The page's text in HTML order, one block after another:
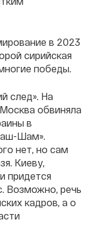
в 2023
сирийская
победы.
след». На
обвиняла
в
аш-Шам».
нет, но сам
Киеву,
придется
Возможно, речь
кадров, а о